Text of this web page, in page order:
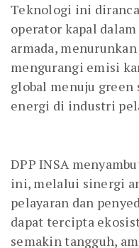
Teknologi ini
operator kapal
armada,
mengurangi emisi
global menuju
energi di industri
DPP INSA
ini, melalui sinergi
pelayaran dan
dapat tercipta
semakin tangguh,